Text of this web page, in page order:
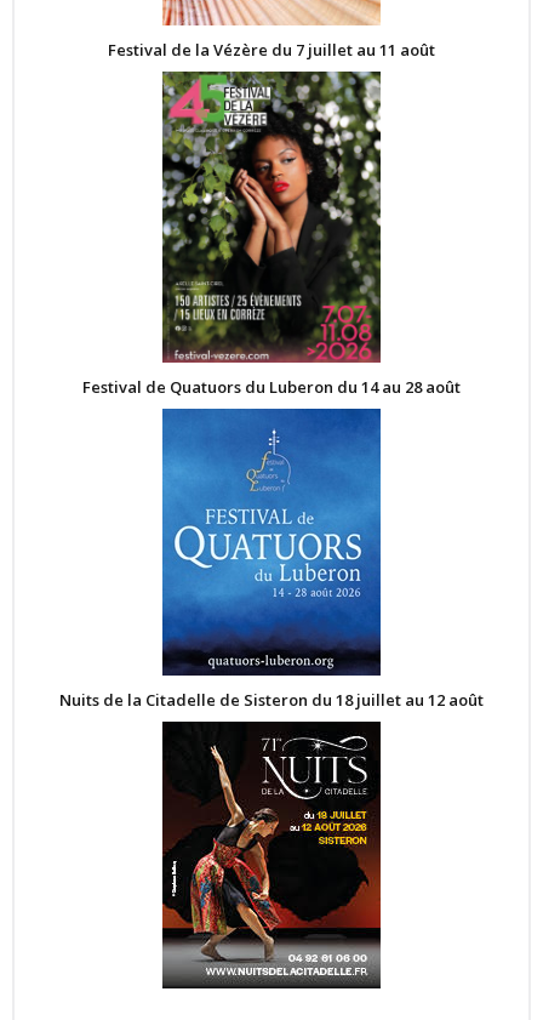
Festival de la Vézère du 7 juillet au 11 août
Festival de Quatuors du Luberon du 14 au 28 août
Nuits de la Citadelle de Sisteron du 18 juillet au 12 août